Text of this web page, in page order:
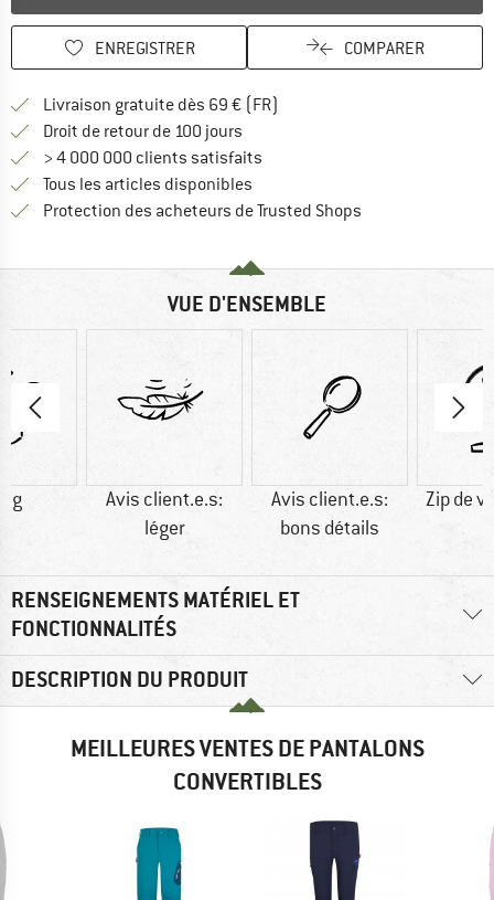
ENREGISTRER COMPARER
Livraison gratuite dès 69 € (FR)
Droit de retour de 100 jours
> 4 000 000 clients satisfaits
Tous les articles disponibles
Protection des acheteurs de Trusted Shops
VUE D'ENSEMBLE
g
Avis client.e.s:
léger
Avis client.e.s:
bons détails
Zip de
RENSEIGNEMENTS MATÉRIEL ET
FONCTIONNALITÉS
DESCRIPTION DU PRODUIT
MEILLEURES VENTES DE PANTALONS
CONVERTIBLES